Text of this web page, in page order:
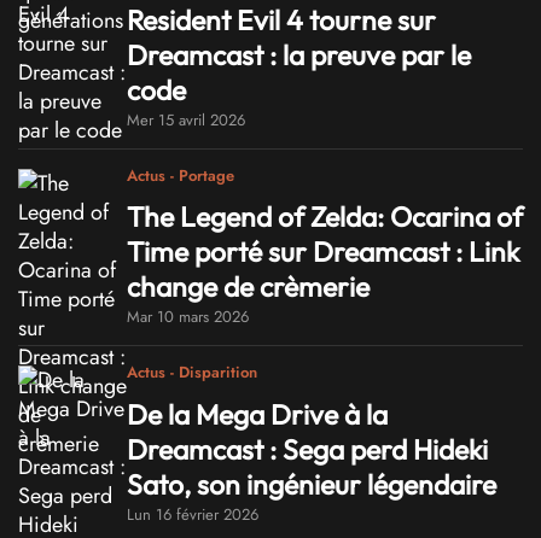
Resident Evil 4 tourne sur
Dreamcast : la preuve par le
code
Mer 15 avril 2026
Actus - Portage
The Legend of Zelda: Ocarina of
Time porté sur Dreamcast : Link
change de crèmerie
Mar 10 mars 2026
Actus - Disparition
De la Mega Drive à la
Dreamcast : Sega perd Hideki
Sato, son ingénieur légendaire
Lun 16 février 2026